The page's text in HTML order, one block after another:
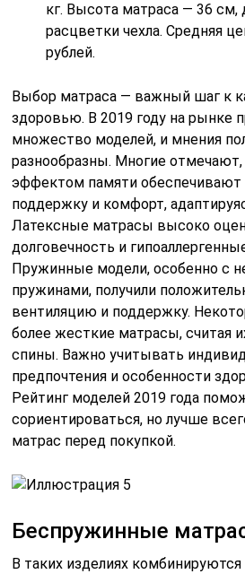
кг. Высота матраса — 36 см,
расцветки чехла. Средняя
рублей.
Выбор матраса — важный шаг к
здоровью. В 2019 году на рынке
множество моделей, и мнения
разнообразны. Многие
эффектом памяти обеспечивают
поддержку и комфорт,
Латексные матрасы высоко
долговечность и
Пружинные модели, особенно с
пружинами, получили
вентиляцию и поддержку.
более жесткие матрасы, считая
спины. Важно учитывать
предпочтения и особенности
Рейтинг моделей 2019 года
сориентироваться, но лучше
матрас перед покупкой.
Беспружинные
В таких изделиях